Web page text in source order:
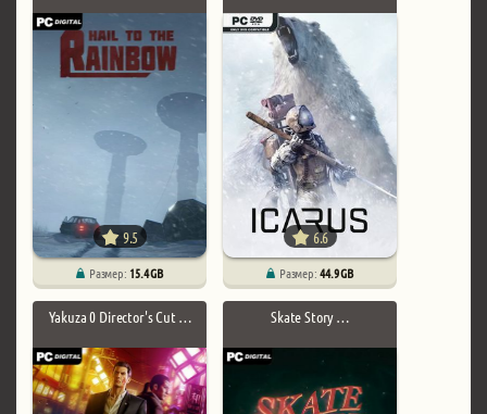
9.5
Размер: 15.4 GB
6.6
Размер:44.9 GB
Yakuza 0 Director's Cut … Skate Story …